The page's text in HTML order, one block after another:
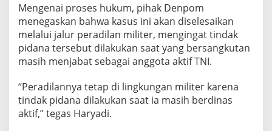
Mengenai proses hukum, pihak Denpom
menegaskan bahwa kasus ini akan diselesaikan
melalui jalur peradilan militer, mengingat tindak
pidana tersebut dilakukan saat yang bersangkutan
masih menjabat sebagai anggota aktif TNI.
“Peradilannya tetap di lingkungan militer karena
tindak pidana dilakukan saat ia masih berdinas
aktif,” tegas Haryadi.